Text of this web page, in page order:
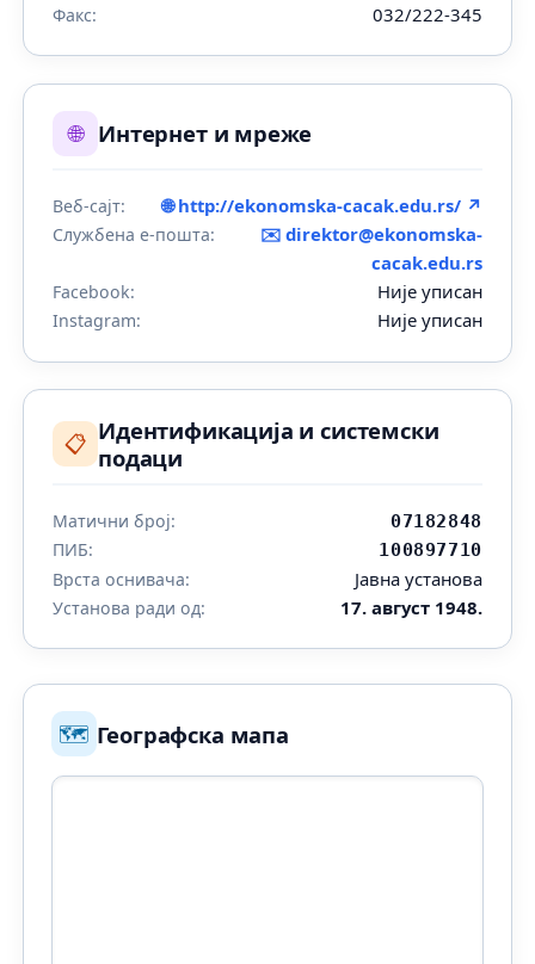
Факс: 032/222-345
🌐 Интернет и мреже
Веб-сајт: 🌐 http://ekonomska-cacak.edu.rs/ ↗
Службена е-пошта: ✉️ direktor@ekonomska-
cacak.edu.rs
Facebook: Није уписан
Instagram: Није уписан
📋 Идентификација и системски
подаци
Матични број: 07182848
ПИБ: 100897710
Врста оснивача: Јавна установа
Установа ради од: 17. август 1948.
🗺️ Географска мапа